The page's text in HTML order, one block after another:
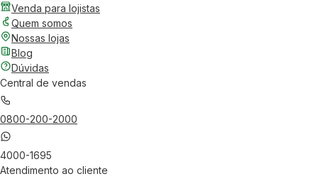
Venda para lojistas
Quem somos
Nossas lojas
Blog
Dúvidas
Central de vendas
0800-200-2000
4000-1695
Atendimento ao cliente